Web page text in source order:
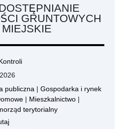
GRUNTOWYCH
publiczna | Gospodarka i rynek
| Mieszkalnictwo |
terytorialny